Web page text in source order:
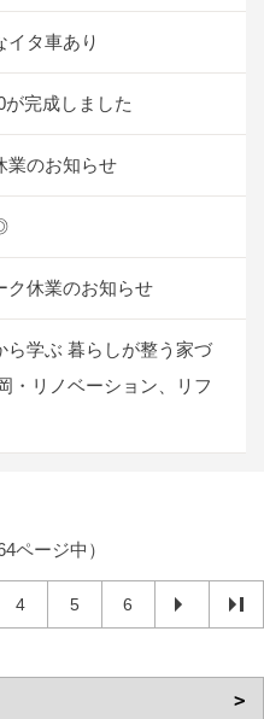
イタ車あり
が完成しました
業のお知らせ
ク休業のお知らせ
ら学ぶ 暮らしが整う家づ
・リノベーション、リフ
ページ中）
4 5 6